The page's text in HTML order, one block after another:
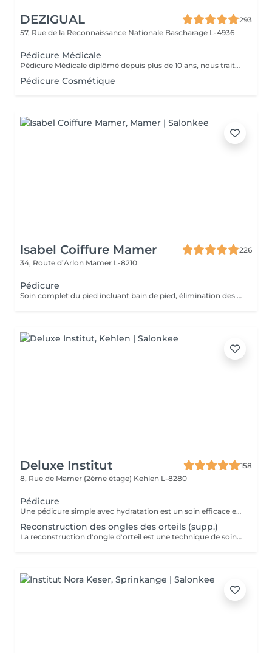
DEZIGUAL
293
57, Rue de la Reconnaissance Nationale Bascharage L-4936
Pédicure Médicale
Pédicure Médicale diplômé depuis plus de 10 ans, nous traitons tout type d'affection du pied comme les cors, durillons, ongles incarnés, onychomycose, hygromage afin de soulager, soigner et prévenir toutes les affections du pied. Notre matériel est désinfecté et stérilisé avec des produits de podologie appropriés, pour vous garantir une hygiène complète. Complété votre pédicure Médicale par une réflexologie plantaire pour vous redonner légèreté et bien être totale.
Pédicure Cosmétique
Isabel Coiffure Mamer
226
34, Route d’Arlon Mamer L-8210
Pédicure
Soin complet du pied incluant bain de pied, élimination des callosité (problème divers, tel que les cors etc) travail complet de l'ongle et des cuticules, gommage et crème hydratante de fin de soin (5 pour pose vernis).
Deluxe Institut
158
8, Rue de Mamer (2ème étage) Kehlen L-8280
Pédicure
Une pédicure simple avec hydratation est un soin efficace et rapide pour garder vos pieds en bonne santé et hydratés, tout en améliorant leur apparence. Ce soin est parfait pour ceux qui souhaitent entretenir leurs pieds sans avoir besoin d'un bain de pieds. Étapes de la Pédicure Complète "Brésilienne" avec Bains de Pieds : Bain de pieds chaud relaxant, les ongles sont soigneusement coupés, limés et nettoyés. Un polissage peut être effectué pour donner un aspect naturel et brillant à l'ongle. Eliminer les cellules mortes qui s'accumulent à la surface de la peau, ainsi que l'excès de peau qui peut apparaître à certains endroits (comme les cuticules des ongles, les talons ou les coudes). Une crème hydratante riche est appliquée sur l'ensemble des pieds pour nourrir et adoucir la peau. L'hydratation permet de prévenir les zones sèches et de garder les pieds doux et soyeux. Vernis simple ou pose semi-permanent (facultatif) pour tout les soins pedicure.
Reconstruction des ongles des orteils (supp.)
La reconstruction d'ongle d'orteil est une technique de soins esthétiques qui permet de réparer ou de reconstruire un ongle abîmé ou cassé. Grâce à des matériaux spécifiques, ce soin redonne forme à l'ongle et améliore l'apparence des pieds.